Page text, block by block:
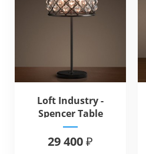
Loft Industry -
Spencer Table
29 400 ₽